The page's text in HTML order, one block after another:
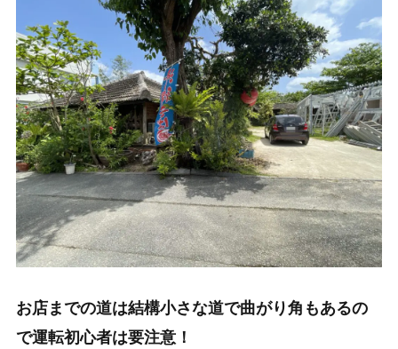
お店までの道は結構小さな道で曲がり角もあるの
で運転初心者は要注意！